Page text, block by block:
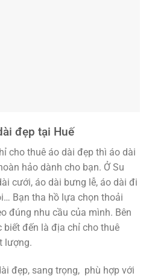
đẹp tại Huế
cho thuê áo dài đẹp thì áo dài
hảo dành cho bạn. Ở Su
cưới, áo dài bưng lễ, áo dài đi
Bạn tha hồ lựa chọn thoải
đúng nhu cầu của mình. Bên
biết đến là địa chỉ cho thuê
lượng.
đẹp, sang trọng, phù hợp với